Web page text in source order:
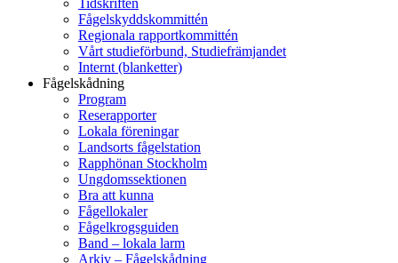
Tidskriften
Fågelskyddskommittén
Regionala rapportkommittén
Vårt studieförbund, Studiefrämjandet
Internt (blanketter)
Fågelskådning
Program
Reserapporter
Lokala föreningar
Landsorts fågelstation
Rapphönan Stockholm
Ungdomssektionen
Bra att kunna
Fågellokaler
Fågelkrogsguiden
Band – lokala larm
Arkiv – Fågelskådning